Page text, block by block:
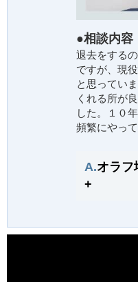
●相談内容
退去をする
ですが、現
と思ってい
くれる所が
した。１０
頻繁にやっ
A.オラ
+